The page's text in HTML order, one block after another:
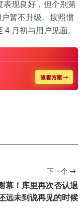
表现良好，但个别第
暂不升级。按照惯
月初与用户见面。
下一个
幕！库里再次否认退
远未到说再见的时候